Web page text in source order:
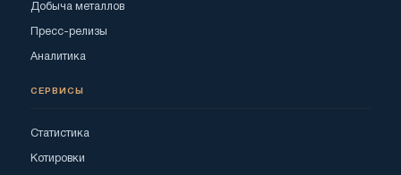
Добыча металлов
Пресс-релизы
Аналитика
СЕРВИСЫ
Статистика
Котировки